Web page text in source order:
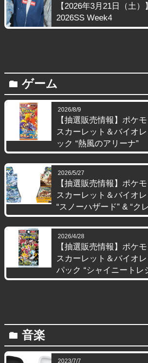
【2026年3月21日（土
2026SS Week4
folder ゲーム
2026/8/9
【抽選販売情報】ポケ
スカーレット＆バイオ
ック “熱風のアリーナ”
2026/5/27
【抽選販売情報】ポケ
スカーレット＆バイオ
“スノーハザード” & “ク
2026/4/28
【抽選販売情報】ポケ
スカーレット＆バイオ
パック “シャイニートレ
folder 音楽
2023/7/7